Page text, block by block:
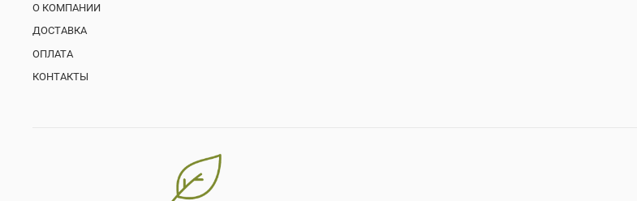
О КОМПАНИИ
ДОСТАВКА
ОПЛАТА
КОНТАКТЫ